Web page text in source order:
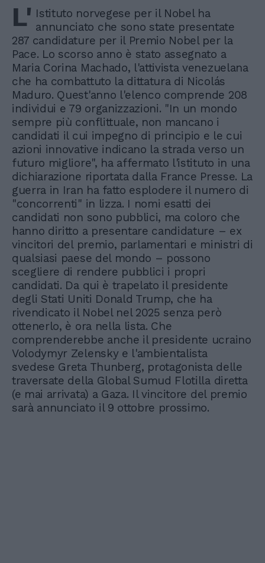
L' Istituto norvegese per il Nobel ha
annunciato che sono state presentate
287 candidature per il Premio Nobel per la
Pace. Lo scorso anno è stato assegnato a
Maria Corina Machado, l'attivista venezuelana
che ha combattuto la dittatura di Nicolás
Maduro. Quest'anno l'elenco comprende 208
individui e 79 organizzazioni. "In un mondo
sempre più conflittuale, non mancano i
candidati il ​​cui impegno di principio e le cui
azioni innovative indicano la strada verso un
futuro migliore", ha affermato l'istituto in una
dichiarazione riportata dalla France Presse. La
guerra in Iran ha fatto esplodere il numero di
"concorrenti" in lizza. I nomi esatti dei
candidati non sono pubblici, ma coloro che
hanno diritto a presentare candidature – ex
vincitori del premio, parlamentari e ministri di
qualsiasi paese del mondo – possono
scegliere di rendere pubblici i propri
candidati. Da qui è trapelato il presidente
degli Stati Uniti Donald Trump, che ha
rivendicato il Nobel nel 2025 senza però
ottenerlo, è ora nella lista. Che
comprenderebbe anche il presidente ucraino
Volodymyr Zelensky e l'ambientalista
svedese Greta Thunberg, protagonista delle
traversate della Global Sumud Flotilla diretta
(e mai arrivata) a Gaza. Il vincitore del premio
sarà annunciato il 9 ottobre prossimo.